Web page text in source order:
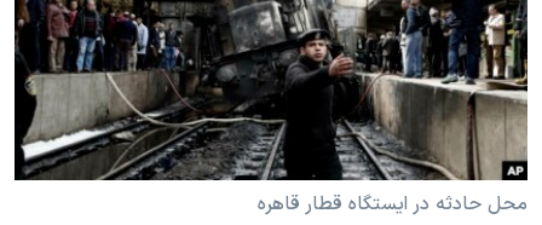
فرهنگ و زندگی
حقوق شهروندی
اقتصادی
علم و فناوری
اسرائیل در جنگ
مستندها
انتخابات ریاست جمهوری آمریکا ۲۰۲۴
حمله جمهوری اسلامی به اسرائیل
رمز مهسا
ورزش زنان در ایران
دنبال کنید
زبانهای مختلف
محل حادثه در ایستگاه قطار قاهره